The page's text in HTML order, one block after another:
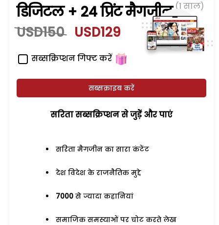
डिजिटल + 24 प्रिंट मैगजीन (1 साल)
USD150 USD129
सब्सक्रिप्शन गिफ्ट करें
सब्सक्राइब करें
सरिता सब्सक्रिप्शन से जुड़ेें और पाएं
सरिता मैगजीन का सारा कंटेंट
देश विदेश के राजनैतिक मुद्दे
7000 से ज्यादा कहानियां
समाजिक समस्याओं पर चोट करते लेख